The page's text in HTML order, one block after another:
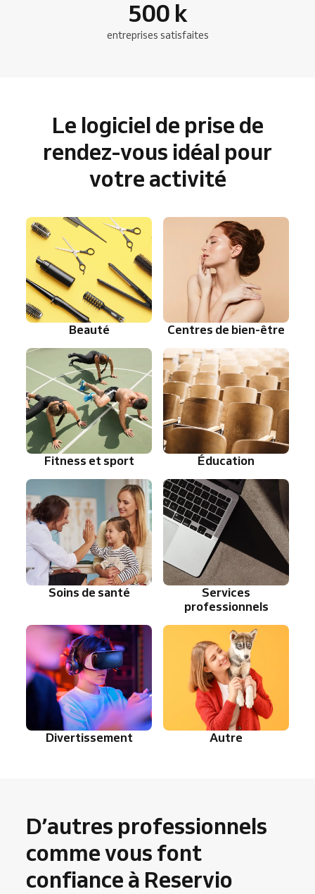
500 k
entreprises satisfaites
Le logiciel de prise de
rendez-vous idéal pour
votre activité
Beauté Centres de bien-être
Fitness et sport Éducation
Soins de santé
Services
professionnels
Divertissement Autre
D’autres professionnels
comme vous font
confiance à Reservio